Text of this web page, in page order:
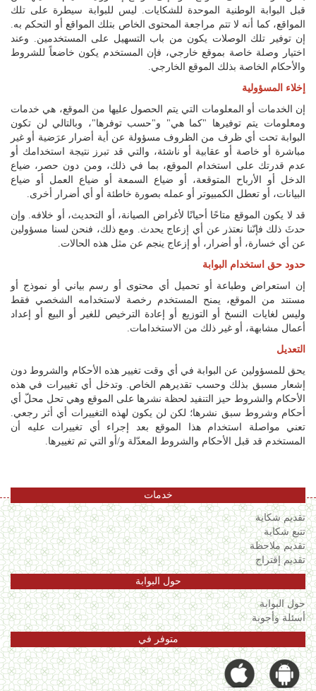
قبل البوابة الوطنية الموحدة للشكايات. ليس للبوابة سيطرة على تلك
المواقع، كما أنه لا تتم مراجعة المحتوى الخاص بتلك المواقع أو التحكم به.
إن توفير تلك الوصلات يكون من باب التسهيل على المستخدمين. وعند
اختيار وصلة خاصة بموقع خارجي، فإن المستخدم يكون خاضعاً للشروط
والأحكام الخاصة بذلك الموقع الخارجي.
إخلاء المسؤولية
إن الخدمات أو المعلومات التي يتم الحصول عليها من الموقع، هي خدمات
ومعلومات يتم توفيرها "كما هي" و"حسب توفرها"، وبالتالي لن تكون
البوابة تحت أي ظرف من الظروف مسؤولة عن أية أضرار عرَضية أو غير
مباشرة أو خاصة أو عقابية أو ناشئة، والتي قد تبرز نتيجة استخدامك أو
عدم قدرتك على استخدام الموقع، بما في ذلك، ومن دون حصر، ضياع
الدخل أو الأرباح المتوقعة، أو ضياع السمعة أو ضياع العمل أو ضياع
البيانات، أو تعطل الكمبيوتر أو عمله بصورة خاطئة أو أي أضرار أخرى.
قد لا يكون الموقع متاحًا أحيانًا لأغراض الصيانة، أو التحديث، أو خلافه. وإن
حدثَ ذلك فإنّنا نعتذر عن أي إزعاج يحدث. ومع ذلك، فنحن لسنا مسؤولين
عن أي خسارة، أو أضرار، أو إزعاج ينجم عن مثل هذه الحالات.
حدود حق استخدام البوابة
إن استعراض وطباعة أو تحميل أي محتوى أو رسم بياني أو نموذج أو
مستند من الموقع، يمنح المستخدم رخصة لاستخدامه الشخصي فقط
وليس لغايات النسخ أو التوزيع أو إعادة الترخيص للغير أو البيع أو إعداد
أعمال مشابهة، أو غير ذلك من الاستخدامات.
التعديل
يحق للمسؤولين عن البوابة في أي وقت تغيير هذه الأحكام والشروط دون
إشعار مسبق بذلك وحسب تقديرهم الخاص. وتدخل أي تغييرات في هذه
الأحكام والشروط حيز التنفيد لحظة نشرها على الموقع وهي تحل محلّ أي
أحكام وشروط سبق نشرها؛ لكن لن يكون لهذه التغييرات أي أثر رجعي.
تعني مواصلة استخدام هذا الموقع بعد إجراء أي تغييرات عليه أن
المستخدم قد قبل الأحكام والشروط المعدّلة و/أو التي تم تغييرها.
خدمات
تقديم شكاية
تتبع شكاية
تقديم ملاحظة
تقديم إقتراح
حول البوابة
حول البوابة
أسئلة وأجوبة
متوفر في